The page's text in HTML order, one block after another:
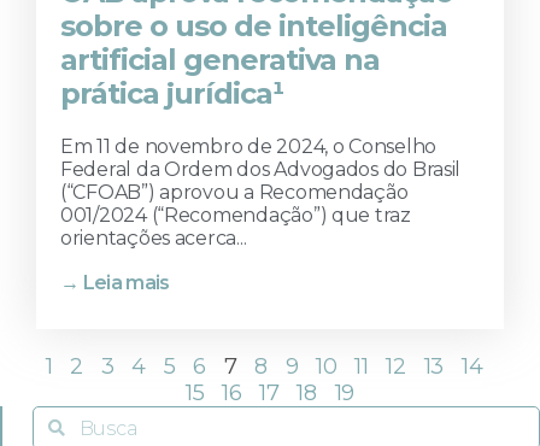
sobre o uso de inteligência
artificial generativa na
prática jurídica¹
Em 11 de novembro de 2024, o Conselho
Federal da Ordem dos Advogados do Brasil
(“CFOAB”) aprovou a Recomendação
001/2024 (“Recomendação”) que traz
orientações acerca...
→ Leia mais
1 2 3 4 5 6 7 8 9 10 11 12 13
14
15
16 17 18 19